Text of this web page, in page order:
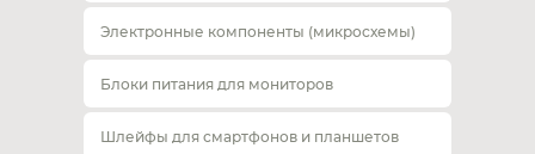
Электронные компоненты (микросхемы)
Блоки питания для мониторов
Шлейфы для смартфонов и планшетов